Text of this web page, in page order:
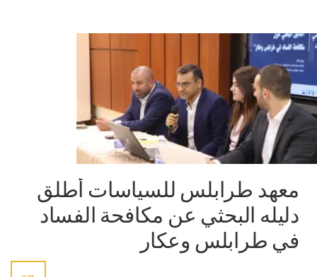
معهد طرابلس للسياسات أطلق
دليله البحثي عن مكافحة الفساد
في طرابلس وعكار